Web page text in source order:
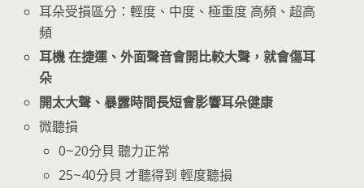
耳朵受損區分：輕度、中度、極重度 高頻、超高
頻
耳機 在捷運、外面聲音會開比較大聲，就會傷耳
朵
開太大聲、暴露時間長短會影響耳朵健康
微聽損
0~20分貝 聽力正常
25~40分貝 才聽得到 輕度聽損